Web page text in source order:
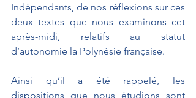
Indépendants, de nos réflexions sur ces
deux textes que nous examinons cet
après-midi, relatifs au statut
d’autonomie la Polynésie française.
Ainsi qu’il a été rappelé, les
dispositions que nous étudions sont